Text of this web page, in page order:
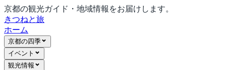
京都の観光ガイド・地域情報をお届けします。
きつねと旅
ホーム
京都の四季
イベント
観光情報